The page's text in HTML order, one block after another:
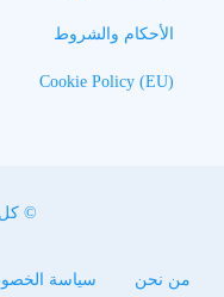
الأحكام والشروط
Cookie Policy (EU)
©
من نحن سياسة